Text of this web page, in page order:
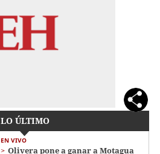
LO ÚLTIMO
EN VIVO
Olivera pone a ganar a Motagua